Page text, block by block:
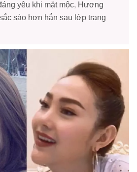
yêu khi mặt mộc, Hương
sảo hơn hẳn sau lớp trang